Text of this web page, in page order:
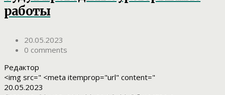
работы
20.05.2023
0 comments
Редактор
<img src=" <meta itemprop="url" content="
20.05.2023